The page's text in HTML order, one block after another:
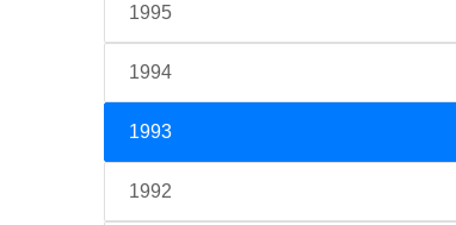
1995
1994
1993
1992